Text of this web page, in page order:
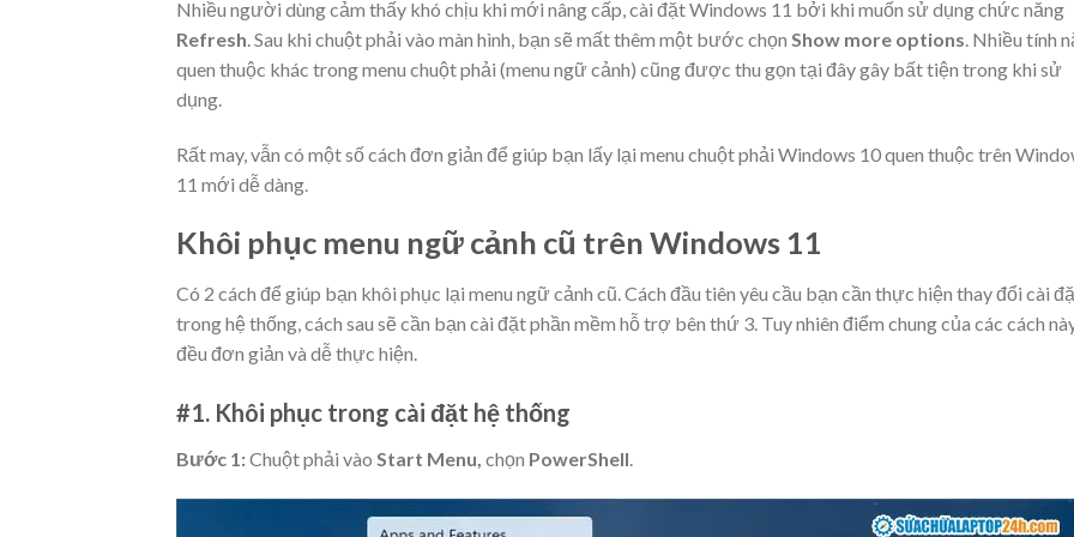
Nhiều người dùng cảm thấy khó chịu khi mới nâng cấp, cài đặt Windows 11 bởi khi muốn sử dụng chức năng
Refresh . Sau khi chuột phải vào màn hình, bạn sẽ mất thêm một bước chọn Show more options . Nhiều tính
quen thuộc khác trong menu chuột phải (menu ngữ cảnh) cũng được thu gọn tại đây gây bất tiện trong khi sử
dụng.
Rất may, vẫn có một số cách đơn giản để giúp bạn lấy lại menu chuột phải Windows 10 quen thuộc trên
11 mới dễ dàng.
Khôi phục menu ngữ cảnh cũ trên Windows 11
Có 2 cách để giúp bạn khôi phục lại menu ngữ cảnh cũ. Cách đầu tiên yêu cầu bạn cần thực hiện thay đổi cài
trong hệ thống, cách sau sẽ cần bạn cài đặt phần mềm hỗ trợ bên thứ 3. Tuy nhiên điểm chung của các cách
đều đơn giản và dễ thực hiện.
#1. Khôi phục trong cài đặt hệ thống
Bước 1:Chuột phải vào Start Menu, chọn PowerShell.